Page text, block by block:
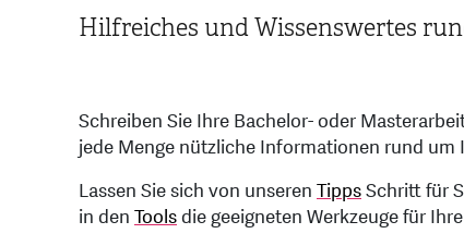
Hilfreiches und Wissenswertes
Schreiben Sie Ihre Bachelor- oder
jede Menge nützliche Informationen rund
Lassen Sie sich von unseren TippsSchritt für
in den Toolsdie geeigneten Werkzeuge für